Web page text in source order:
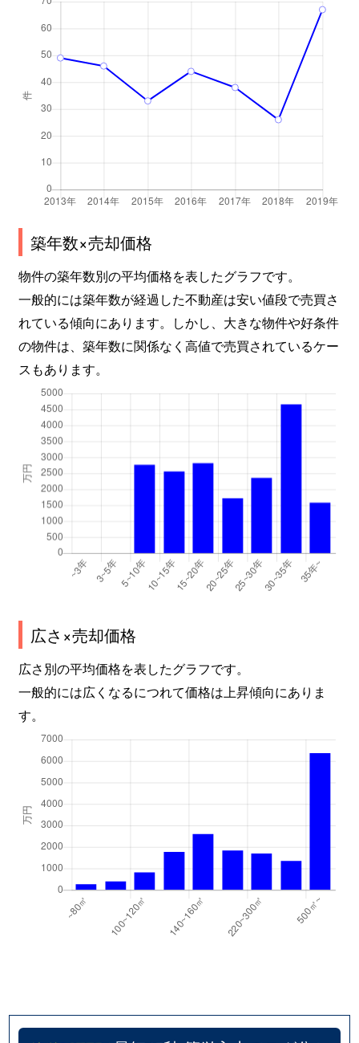
築年数×売却価格
物件の築年数別の平均価格を表したグラフです。
一般的には築年数が経過した不動産は安い値段で売買さ
れている傾向にあります。しかし、大きな物件や好条件
の物件は、築年数に関係なく高値で売買されているケー
スもあります。
広さ×売却価格
広さ別の平均価格を表したグラフです。
一般的には広くなるにつれて価格は上昇傾向にありま
す。